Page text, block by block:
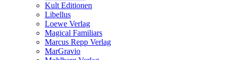
Kult Editionen
Libellus
Loewe Verlag
Magical Familiars
Marcus Repp Verlag
MarGravio